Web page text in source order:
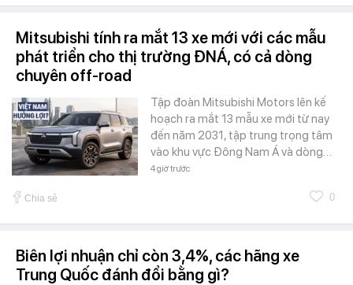
Mitsubishi tính ra mắt 13 xe mới với các mẫu
phát triển cho thị trường ĐNÁ, có cả dòng
chuyên off-road
Tập đoàn Mitsubishi Motors lên kế
hoạch ra mắt 13 mẫu xe mới từ nay
đến năm 2031, tập trung trọng tâm
vào khu vực Đông Nam Á và dòng…
4 giờ trước
Chia sẻ 0
Biên lợi nhuận chỉ còn 3,4%, các hãng xe
Trung Quốc đánh đổi bằng gì?